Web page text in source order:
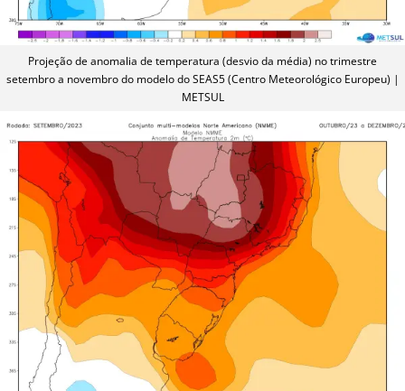
Projeção de anomalia de temperatura (desvio da média) no trimestre
setembro a novembro do modelo do SEAS5 (Centro Meteorológico Europeu) |
METSUL